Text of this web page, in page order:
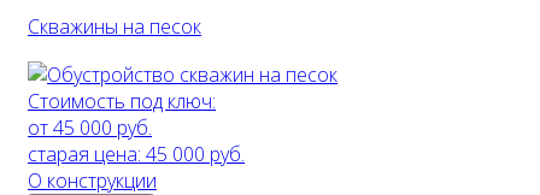
Скважины на песок
Стоимость под ключ:
от 45 000 руб.
старая цена: 45 000 руб.
О конструкции